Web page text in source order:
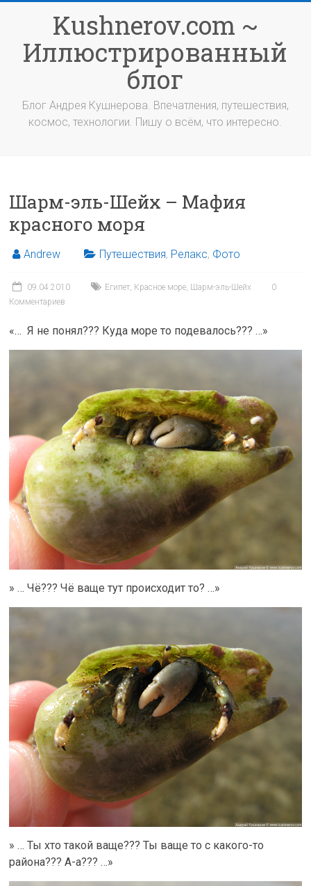
содержимомуKushnerov.com ~
Иллюстрированный
блог
Блог Андрея Кушнерова. Впечатления, путешествия,
космос, технологии. Пишу о всём, что интересно.
Шарм-эль-Шейх – Мафия
красного моря
Andrew Путешествия, Релакс, Фото
09.04.2010 Египет, Красное море, Шарм-эль-Шейх
0
Комментариев
«… Я не понял??? Куда море то подевалось??? …»
» … Чё??? Чё ваще тут происходит то? …»
» … Ты хто такой ваще??? Ты ваще то с какого-то
района??? А-а??? …»